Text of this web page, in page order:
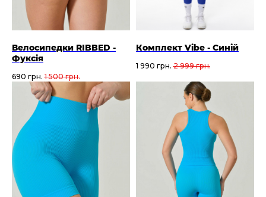
Велосипедки RIBBED -
Фуксія
690 грн. 1 500 грн.
Комплект Vibe - Синій
1 990 грн. 2 999 грн.